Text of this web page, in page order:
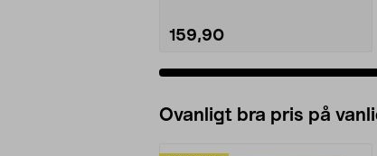
159,90
Ovanligt bra pris på